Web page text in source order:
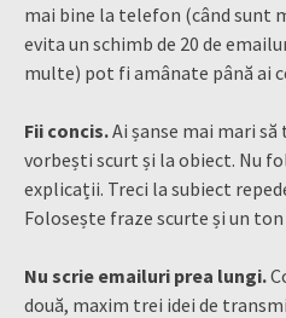
mai bine la telefon (când sunt
evita un schimb de 20 de
multe) pot fi amânate până ai
Fii concis.Ai șanse mai mari
vorbești scurt și la obiect. Nu
explicații. Treci la subiect
Folosește fraze scurte și un
Nu scrie emailuri prea lungi.
două, maxim trei idei de